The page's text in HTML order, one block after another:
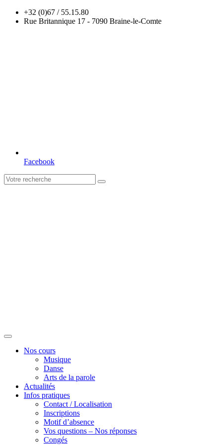
+32 (0)67 / 55.15.80
Rue Britannique 17 - 7090 Braine-le-Comte
Facebook
Nos cours
Musique
Danse
Arts de la parole
Actualités
Infos pratiques
Contact / Localisation
Inscriptions
Motif d’absence
Vos questions – Nos réponses
Congés